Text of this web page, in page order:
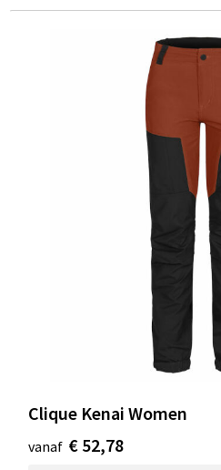
Clique Kenai Women
vanaf € 52,78